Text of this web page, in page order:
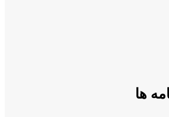
ها